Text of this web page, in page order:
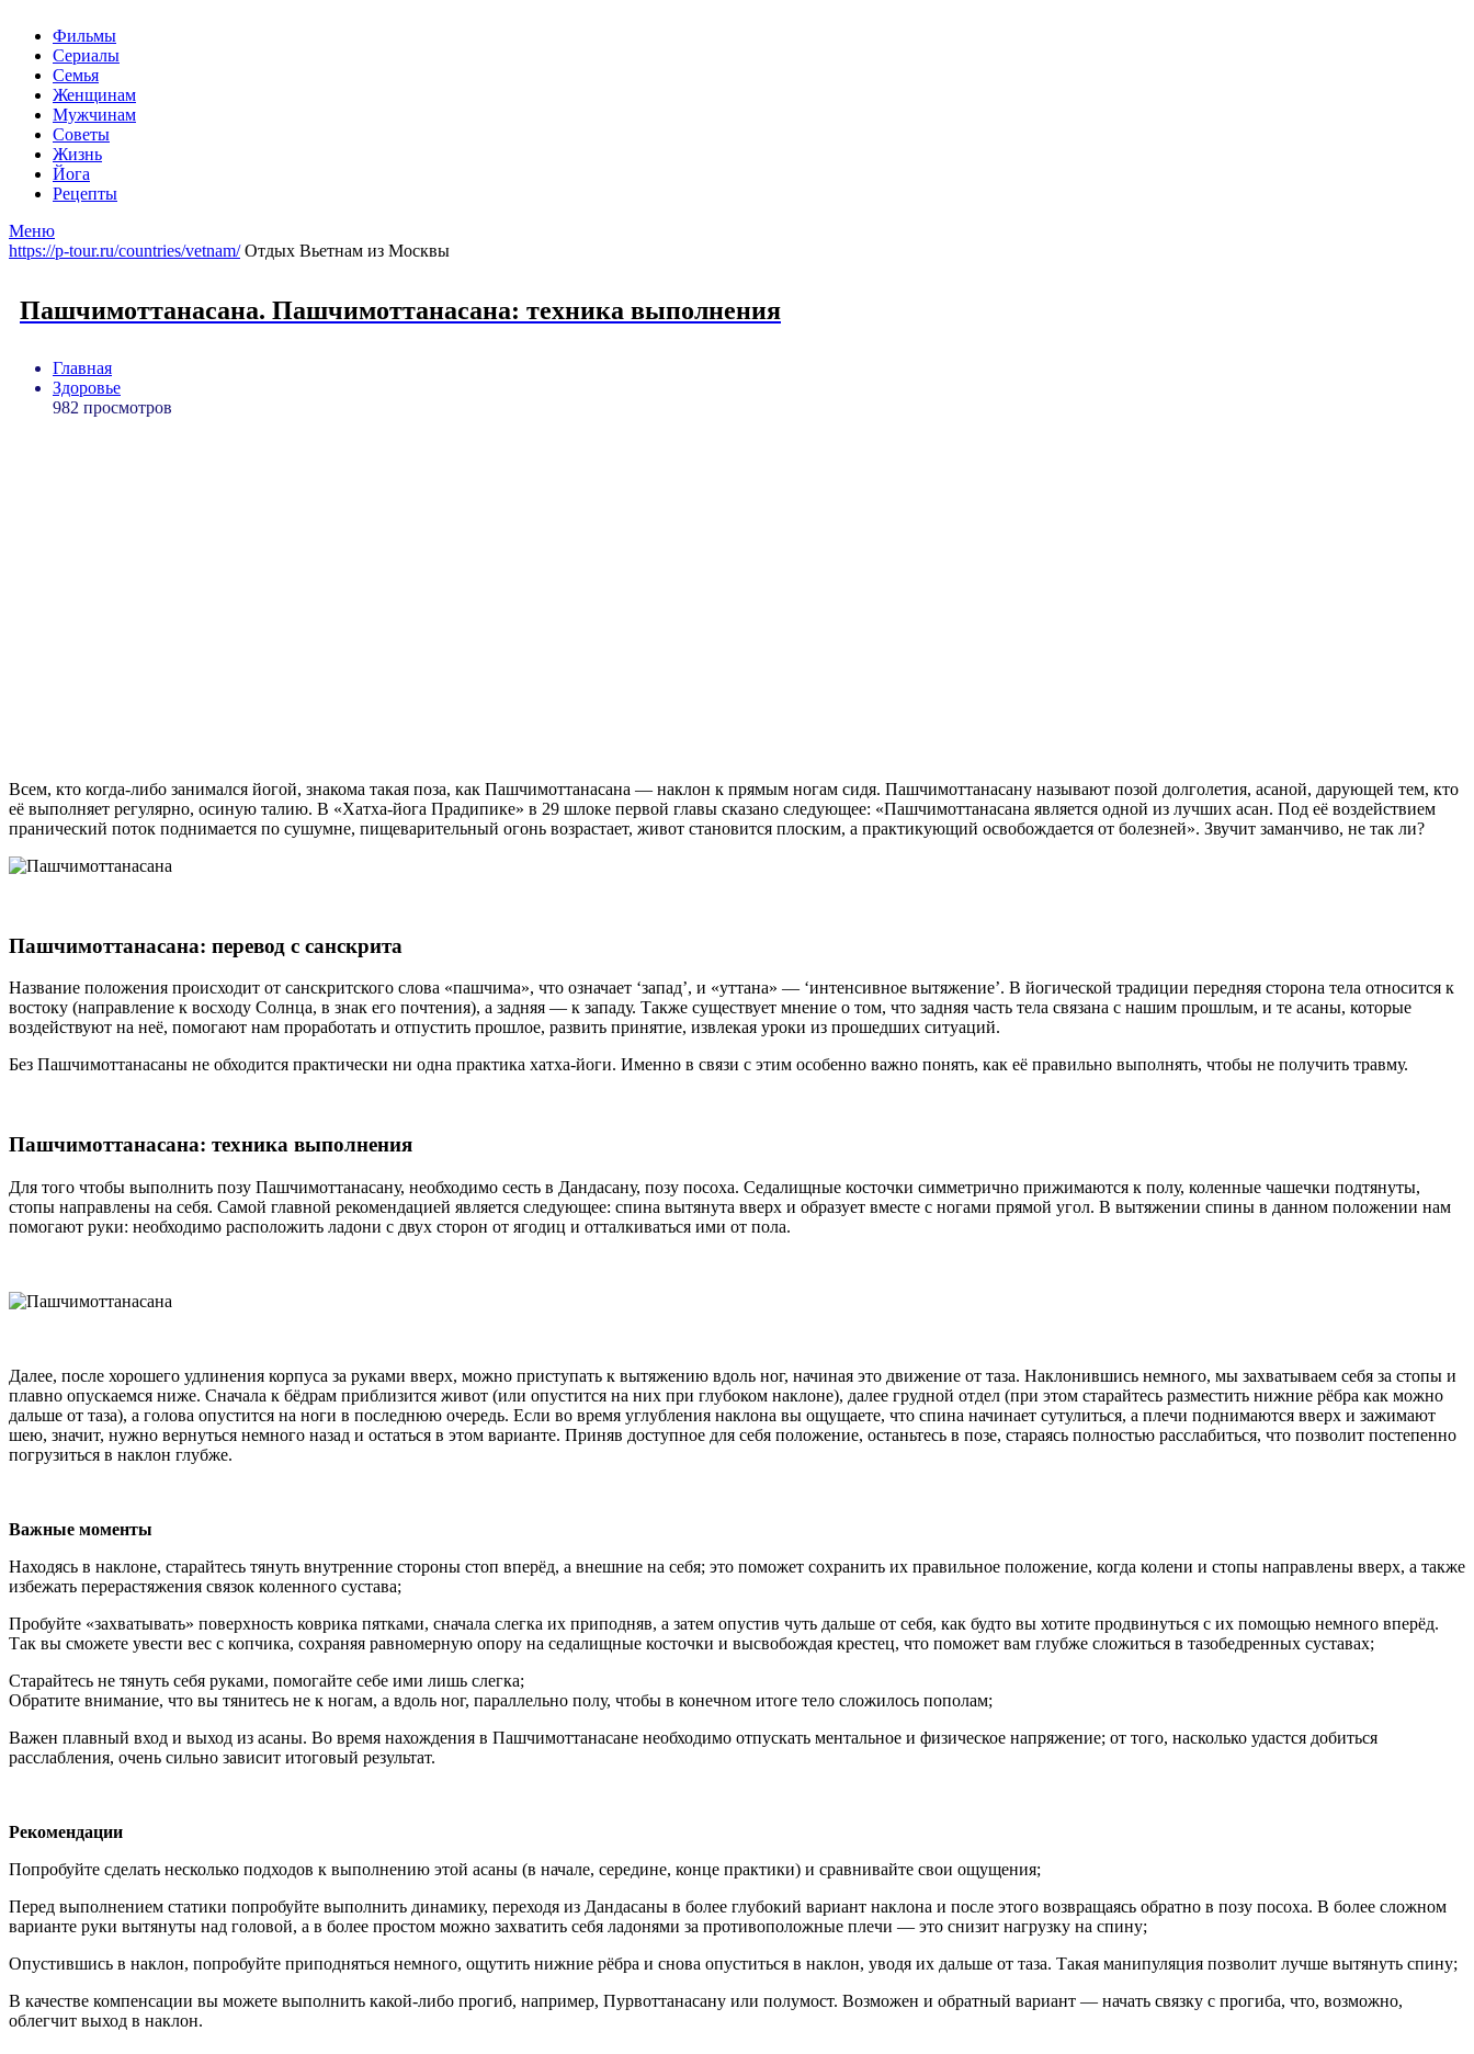
Фильмы
Сериалы
Семья
Женщинам
Мужчинам
Советы
Жизнь
Йога
Рецепты
Меню
https://p-tour.ru/countries/vetnam/Отдых Вьетнам из Москвы
Пашчимоттанасана. Пашчимоттанасана: техника выполнения
Главная
Здоровье
982 просмотров
Всем, кто когда-либо занимался йогой, знакома такая поза, как Пашчимоттанасана — наклон к прямым ногам сидя. Пашчимоттанасану называют позой долголетия, асаной, дарующей тем, кто
её выполняет регулярно, осиную талию. В «Хатха-йога Прадипике» в 29 шлоке первой главы сказано следующее: «Пашчимоттанасана является одной из лучших асан. Под её воздействием
пранический поток поднимается по сушумне, пищеварительный огонь возрастает, живот становится плоским, а практикующий освобождается от болезней». Звучит заманчиво, не так ли?
Пашчимоттанасана: перевод с санскрита
Название положения происходит от санскритского слова «пашчима», что означает ‘запад’, и «уттана» — ‘интенсивное вытяжение’. В йогической традиции передняя сторона тела относится к
востоку (направление к восходу Солнца, в знак его почтения), а задняя — к западу. Также существует мнение о том, что задняя часть тела связана с нашим прошлым, и те асаны, которые
воздействуют на неё, помогают нам проработать и отпустить прошлое, развить принятие, извлекая уроки из прошедших ситуаций.
Без Пашчимоттанасаны не обходится практически ни одна практика хатха-йоги. Именно в связи с этим особенно важно понять, как её правильно выполнять, чтобы не получить травму.
Пашчимоттанасана: техника выполнения
Для того чтобы выполнить позу Пашчимоттанасану, необходимо сесть в Дандасану, позу посоха. Седалищные косточки симметрично прижимаются к полу, коленные чашечки подтянуты,
стопы направлены на себя. Самой главной рекомендацией является следующее: спина вытянута вверх и образует вместе с ногами прямой угол. В вытяжении спины в данном положении нам
помогают руки: необходимо расположить ладони с двух сторон от ягодиц и отталкиваться ими от пола.
Далее, после хорошего удлинения корпуса за руками вверх, можно приступать к вытяжению вдоль ног, начиная это движение от таза. Наклонившись немного, мы захватываем себя за стопы и
плавно опускаемся ниже. Сначала к бёдрам приблизится живот (или опустится на них при глубоком наклоне), далее грудной отдел (при этом старайтесь разместить нижние рёбра как можно
дальше от таза), а голова опустится на ноги в последнюю очередь. Если во время углубления наклона вы ощущаете, что спина начинает сутулиться, а плечи поднимаются вверх и зажимают
шею, значит, нужно вернуться немного назад и остаться в этом варианте. Приняв доступное для себя положение, останьтесь в позе, стараясь полностью расслабиться, что позволит постепенно
погрузиться в наклон глубже.
Важные моменты
Находясь в наклоне, старайтесь тянуть внутренние стороны стоп вперёд, а внешние на себя; это поможет сохранить их правильное положение, когда колени и стопы направлены вверх, а также
избежать перерастяжения связок коленного сустава;
Пробуйте «захватывать» поверхность коврика пятками, сначала слегка их приподняв, а затем опустив чуть дальше от себя, как будто вы хотите продвинуться с их помощью немного вперёд.
Так вы сможете увести вес с копчика, сохраняя равномерную опору на седалищные косточки и высвобождая крестец, что поможет вам глубже сложиться в тазобедренных суставах;
Старайтесь не тянуть себя руками, помогайте себе ими лишь слегка;
Обратите внимание, что вы тянитесь не к ногам, а вдоль ног, параллельно полу, чтобы в конечном итоге тело сложилось пополам;
Важен плавный вход и выход из асаны. Во время нахождения в Пашчимоттанасане необходимо отпускать ментальное и физическое напряжение; от того, насколько удастся добиться
расслабления, очень сильно зависит итоговый результат.
Рекомендации
Попробуйте сделать несколько подходов к выполнению этой асаны (в начале, середине, конце практики) и сравнивайте свои ощущения;
Перед выполнением статики попробуйте выполнить динамику, переходя из Дандасаны в более глубокий вариант наклона и после этого возвращаясь обратно в позу посоха. В более сложном
варианте руки вытянуты над головой, а в более простом можно захватить себя ладонями за противоположные плечи — это снизит нагрузку на спину;
Опустившись в наклон, попробуйте приподняться немного, ощутить нижние рёбра и снова опуститься в наклон, уводя их дальше от таза. Такая манипуляция позволит лучше вытянуть спину;
В качестве компенсации вы можете выполнить какой-либо прогиб, например, Пурвоттанасану или полумост. Возможен и обратный вариант — начать связку с прогиба, что, возможно,
облегчит выход в наклон.